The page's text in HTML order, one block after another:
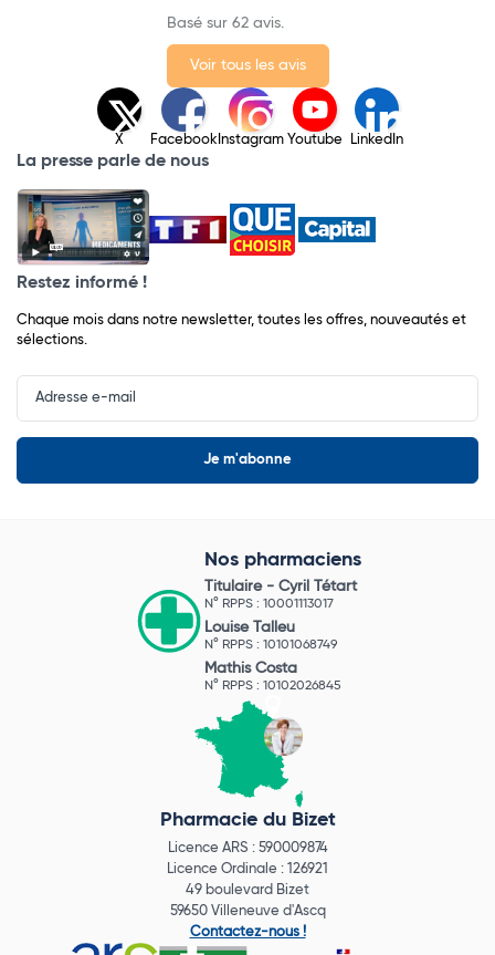
Basé sur 62 avis.
Voir tous les avis
X Facebook Instagram Youtube LinkedIn
La presse parle de nous
Restez informé !
Chaque mois dans notre newsletter, toutes les offres, nouveautés et
sélections.
Input
Newsletter
Nos pharmaciens
Titulaire - Cyril Tétart
N° RPPS : 10001113017
Louise Talleu
N° RPPS : 10101068749
Mathis Costa
N° RPPS : 10102026845
Pharmacie du Bizet
Licence ARS : 590009874
Licence Ordinale : 126921
49 boulevard Bizet
59650 Villeneuve d'Ascq
Contactez-nous !